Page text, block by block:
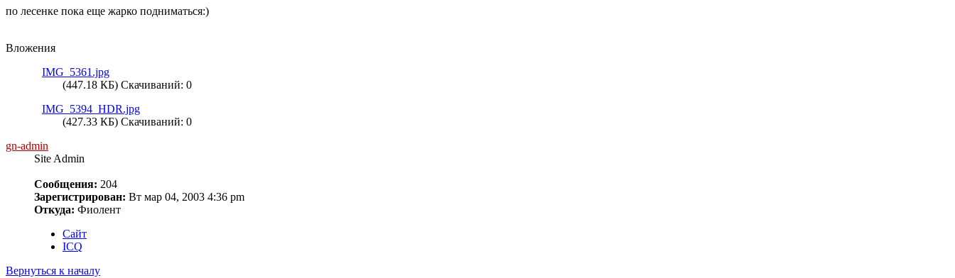
по лесенке пока еще жарко подниматься:)
Вложения
IMG_5361.jpg
(447.18 КБ) Скачиваний: 0
IMG_5394_HDR.jpg
(427.33 КБ) Скачиваний: 0
gn-admin
Site Admin
Сообщения: 204
Зарегистрирован: Вт мар 04, 2003 4:36 pm
Откуда: Фиолент
Сайт
ICQ
Вернуться к началу